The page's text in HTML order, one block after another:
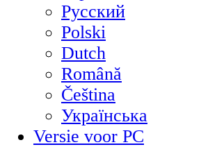
Русский
Polski
Dutch
Română
Čeština
Українська
Versie voor PC